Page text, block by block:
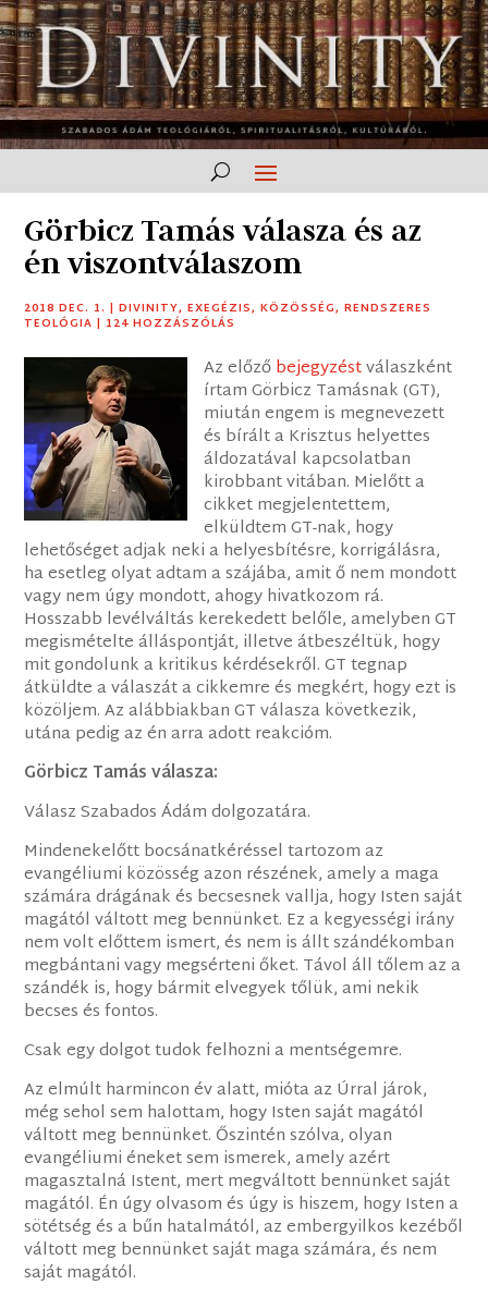
Görbicz Tamás válasza és az
én viszontválaszom
2018 DEC. 1. |DIVINITY,EXEGÉZIS,KÖZÖSSÉG,RENDSZERES
TEOLÓGIA | 124 HOZZÁSZÓLÁS
Az előzőbejegyzéstválaszként
írtam Görbicz Tamásnak (GT),
miután engem is megnevezett
és bírált a Krisztus helyettes
áldozatával kapcsolatban
kirobbant vitában. Mielőtt a
cikket megjelentettem,
elküldtem GT-nak, hogy
lehetőséget adjak neki a helyesbítésre, korrigálásra,
ha esetleg olyat adtam a szájába, amit ő nem mondott
vagy nem úgy mondott, ahogy hivatkozom rá.
Hosszabb levélváltás kerekedett belőle, amelyben GT
megismételte álláspontját, illetve átbeszéltük, hogy
mit gondolunk a kritikus kérdésekről. GT tegnap
átküldte a válaszát a cikkemre és megkért, hogy ezt is
közöljem. Az alábbiakban GT válasza következik,
utána pedig az én arra adott reakcióm.
Görbicz Tamás válasza:
Válasz Szabados Ádám dolgozatára.
Mindenekelőtt bocsánatkéréssel tartozom az
evangéliumi közösség azon részének, amely a maga
számára drágának és becsesnek vallja, hogy Isten saját
magától váltott meg bennünket. Ez a kegyességi irány
nem volt előttem ismert, és nem is állt szándékomban
megbántani vagy megsérteni őket. Távol áll tőlem az a
szándék is, hogy bármit elvegyek tőlük, ami nekik
becses és fontos.
Csak egy dolgot tudok felhozni a mentségemre.
Az elmúlt harmincon év alatt, mióta az Úrral járok,
még sehol sem halottam, hogy Isten saját magától
váltott meg bennünket. Őszintén szólva, olyan
evangéliumi éneket sem ismerek, amely azért
magasztalná Istent, mert megváltott bennünket saját
magától. Én úgy olvasom és úgy is hiszem, hogy Isten a
sötétség és a bűn hatalmától, az embergyilkos kezéből
váltott meg bennünket saját maga számára, és nem
saját magától.